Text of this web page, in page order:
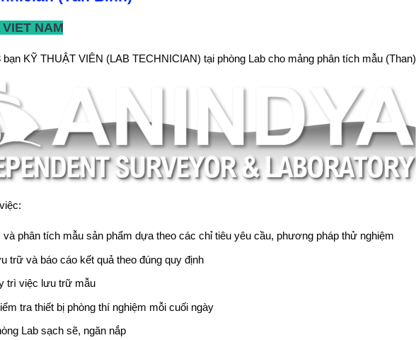
VIET NAM
bạn KỸ THUẬT VIÊN (LAB TECHNICIAN) tại phòng Lab cho mảng phân tích mẫu (Than)
và phân tích mẫu sản phẩm dựa theo các chỉ tiêu yêu cầu, phương pháp thử nghiệm
trữ và báo cáo kết quả theo đúng quy định
trì việc lưu trữ mẫu
tra thiết bị phòng thí nghiệm mỗi cuối ngày
Lab sạch sẽ, ngăn nắp